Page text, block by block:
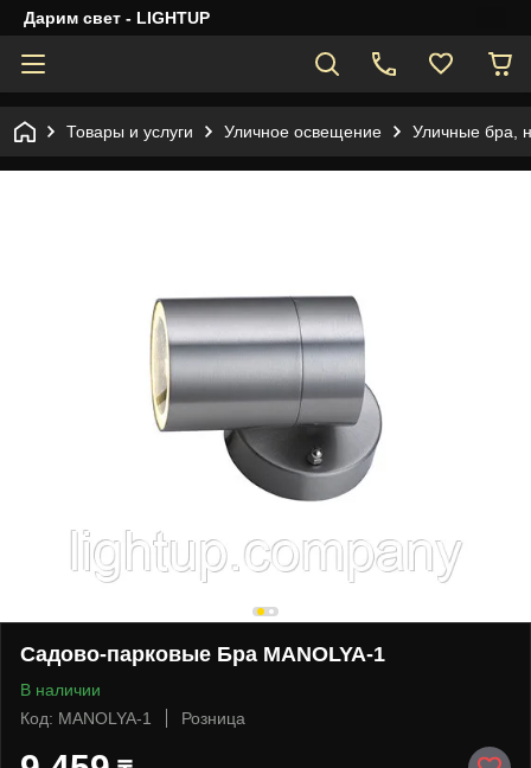
Дарим свет - LIGHTUP
Товары и услуги Уличное освещение Уличные бра,
Садово-парковые Бра MANOLYA-1
В наличии
Код: MANOLYA-1
Розница